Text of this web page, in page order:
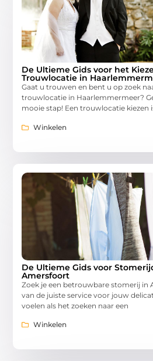
De Ultieme Gids voor het
Trouwlocatie in
Gaat u trouwen en bent u op zoek
trouwlocatie in Haarlemmermeer?
mooie stap! Een trouwlocatie kiezen
Winkelen
De Ultieme Gids voor
Amersfoort
Zoek je een betrouwbare stomerij in
van de juiste service voor jouw
voelen als het zoeken naar een
Winkelen